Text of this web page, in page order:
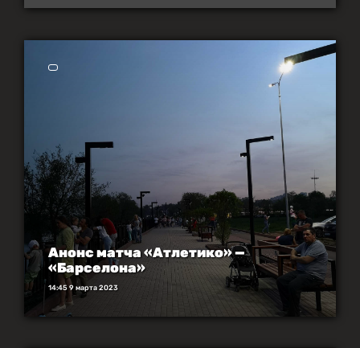
Анонс матча «Aтлетико» —
«Барселона»
14:45 9 марта 2023